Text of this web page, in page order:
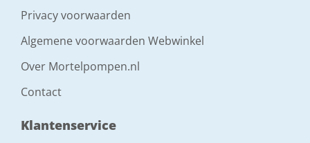
Privacy voorwaarden
Algemene voorwaarden Webwinkel
Over Mortelpompen.nl
Contact
Klantenservice